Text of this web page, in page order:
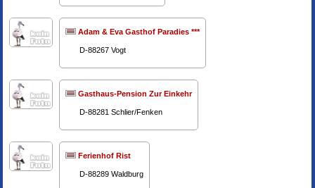
Adam & Eva Gasthof Paradies ***
D-88267 Vogt
Gasthaus-Pension Zur Einkehr
D-88281 Schlier/Fenken
Ferienhof Rist
D-88289 Waldburg